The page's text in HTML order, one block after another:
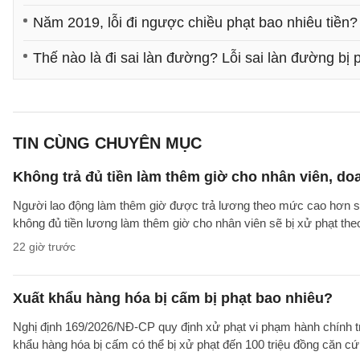
Năm 2019, lỗi đi ngược chiều phạt bao nhiêu tiền?
Thế nào là đi sai làn đường? Lỗi sai làn đường bị
TIN CÙNG CHUYÊN MỤC
Không trả đủ tiền làm thêm giờ cho nhân viên,
Người lao động làm thêm giờ được trả lương theo mức cao hơn
không đủ tiền lương làm thêm giờ cho nhân viên sẽ bị xử phạt
22 giờ trước
Xuất khẩu hàng hóa bị cấm bị phạt bao nhiêu?
Nghị định 169/2026/NĐ-CP quy định xử phạt vi phạm hành
khẩu hàng hóa bị cấm có thể bị xử phạt đến 100 triệu đồng căn